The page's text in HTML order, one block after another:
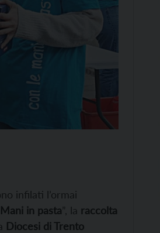
infilati l’ormai
in pasta”, la raccolta
Diocesi di Trento